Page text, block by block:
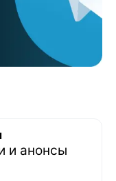
и анонсы